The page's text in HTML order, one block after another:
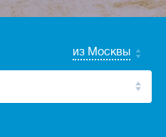
из Москвы